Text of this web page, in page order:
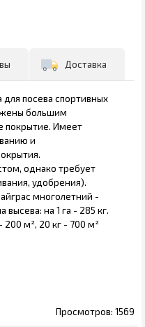
Доставка
посева спортивных
большим
покрытие. Имеет
и
однако требует
удобрения).
многолетний -
на 1 га - 285 кг.
200 м², 20 кг - 700 м²
1569